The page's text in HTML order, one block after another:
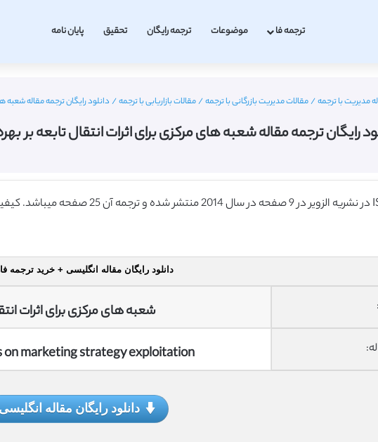
ترجمه فا موضوعات ترجمه رایگان تحقیق پایان نامه
مدیریت با ترجمه/مقالات مدیریت بازرگانی با ترجمه/مقالات بازاریابی با ترجمه/ دانلود رایگان ترجمه مقاله شعبه های
رایگان ترجمه مقاله شعبه های مرکزی برای اثرات انتقال تابعه بر بهره
دانلود رایگان مقاله انگلیسی + خرید ترجمه
شعبه های مرکزی برای اثرات
marketing strategy exploitation
دانلود رایگان مقاله